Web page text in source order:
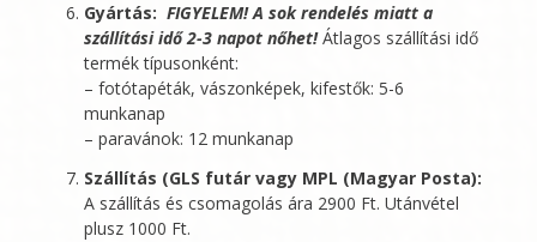
Gyártás: FIGYELEM! A sok rendelés miatt a
szállítási idő 2-3 napot nőhet!Átlagos szállítási idő
termék típusonként:
– fotótapéták, vászonképek, kifestők: 5-6
munkanap
– paravánok: 12 munkanap
Szállítás (GLS futár vagy MPL (Magyar Posta):
A szállítás és csomagolás ára 2900 Ft. Utánvétel
plusz 1000 Ft.